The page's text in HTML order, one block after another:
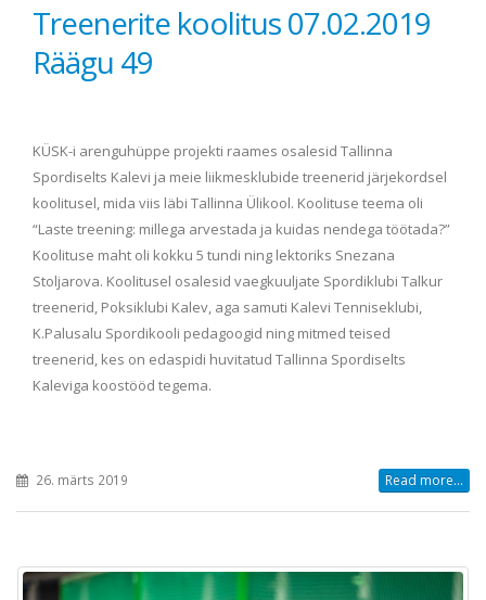
Treenerite koolitus 07.02.2019
Räägu 49
KÜSK-i arenguhüppe projekti raames osalesid Tallinna
Spordiselts Kalevi ja meie liikmesklubide treenerid järjekordsel
koolitusel, mida viis läbi Tallinna Ülikool. Koolituse teema oli
“Laste treening: millega arvestada ja kuidas nendega töötada?”
Koolituse maht oli kokku 5 tundi ning lektoriks Snezana
Stoljarova. Koolitusel osalesid vaegkuuljate Spordiklubi Talkur
treenerid, Poksiklubi Kalev, aga samuti Kalevi Tenniseklubi,
K.Palusalu Spordikooli pedagoogid ning mitmed teised
treenerid, kes on edaspidi huvitatud Tallinna Spordiselts
Kaleviga koostööd tegema.
26. märts 2019 Read more...